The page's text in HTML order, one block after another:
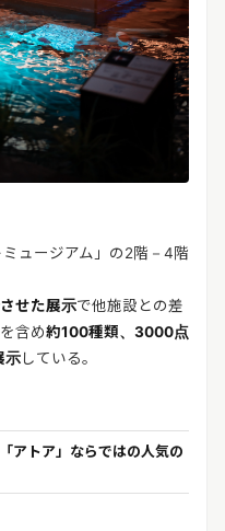
ュージアム」の2階－4階
せた展示で他施設との差
含め約100種類、3000点
示している。
アトア」ならではの人気の